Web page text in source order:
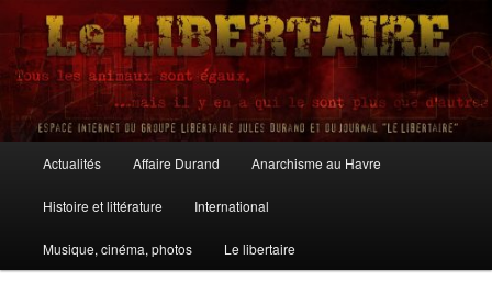
Aller
contenu
principal
Aller
contenu
secondaire
Le Libertaire
principal
Actualités Affaire Durand Anarchisme au Havre
Histoire et littérature International
Musique, cinéma, photos Le libertaire